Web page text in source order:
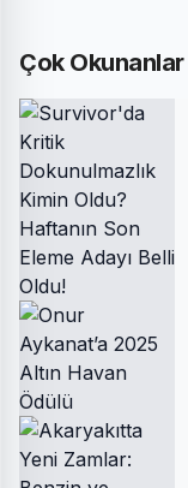
Çok Okunanlar